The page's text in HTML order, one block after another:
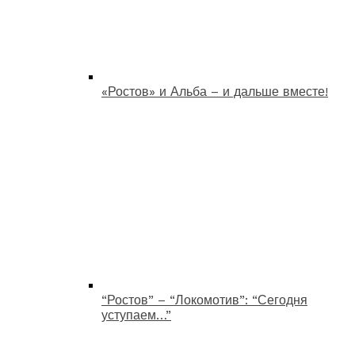
«Ростов» и Альба – и дальше вместе!
“Ростов” – “Локомотив”: “Сегодня
уступаем…”